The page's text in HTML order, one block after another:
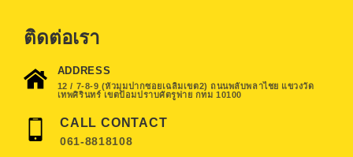
ติดต่อเรา
ADDRESS
12 / 7-8-9 (หัวมุมปากซอยเฉลิมเขต2) ถนนพลับพลาไชย แขวงวัด
เทพศิรินทร์ เขตป้อมปราบศัตรูพ่าย กทม 10100
CALL CONTACT
061-8818108